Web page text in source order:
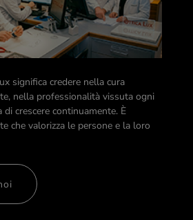
significa credere nella cura
nella professionalità vissuta ogni
crescere continuamente. È
che valorizza le persone e la loro